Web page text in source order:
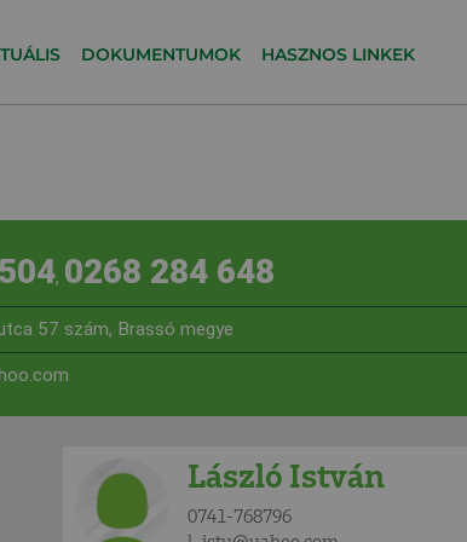
DOKUMENTUMOK HASZNOS LINKEK
, 0268 284 648
57 szám, Brassó megye
László István
0741-768796